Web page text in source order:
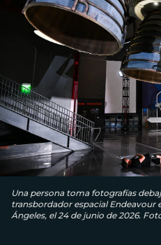
Una persona toma fotografías
transbordador espacial Endeavour
Ángeles, el 24 de junio de 2026.